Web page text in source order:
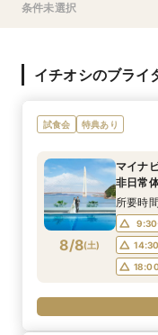
条件未選択
イチオシのブライ
試食会 特典あり
8/8(土)
マイナ
非日常
所要時
9:30